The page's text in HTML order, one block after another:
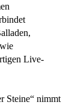
Live-
Steine“ nimmt